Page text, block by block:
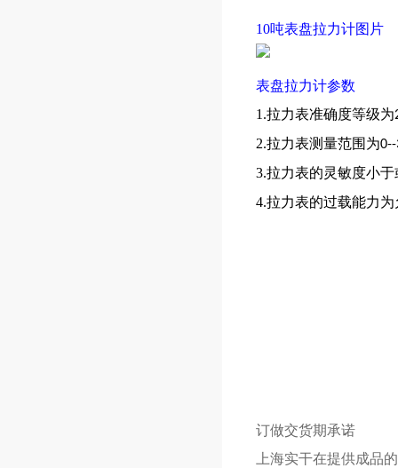
10吨表盘拉力计图片
表盘拉力计参数
1.拉力表准确度等级为
2.拉力表测量范围为
3.拉力表的灵敏度小
4.拉力表的过载能力
订做交货期承诺
上海实干在提供成品